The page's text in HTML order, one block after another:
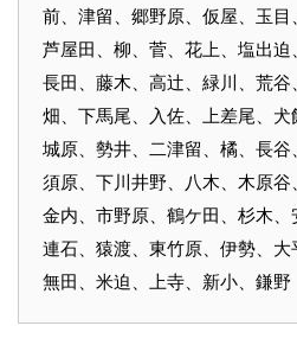
前、津留、郷野原、仮屋、玉目
芦屋田、柳、菅、花上、塩出迫
長田、藤木、高辻、緑川、荒谷
畑、下馬尾、入佐、上差尾、犬
城原、勢井、二津留、橘、長谷
須原、下川井野、八木、木原谷
金内、市野原、鶴ケ田、杉木
連石、猿渡、東竹原、伊勢、
無田、米迫、上寺、新小、鎌野